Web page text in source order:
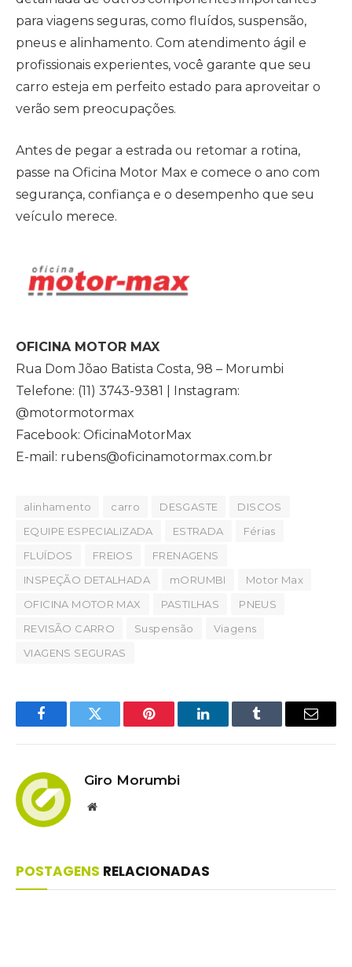
para viagens seguras, como fluídos, suspensão,
pneus e alinhamento. Com atendimento ágil e
profissionais experientes, você garante que seu
carro esteja em perfeito estado para aproveitar o
verão sem preocupações.
Antes de pegar a estrada ou retomar a rotina,
passe na Oficina Motor Max e comece o ano com
segurança, confiança e o desempenho que seu
veículo merece.
OFICINA MOTOR MAX
Rua Dom Jõao Batista Costa, 98 – Morumbi
Telefone: (11) 3743-9381 | Instagram:
@motormotormax
Facebook: OficinaMotorMax
E-mail: rubens@oficinamotormax.com.br
alinhamento carro DESGASTE
DISCOS
EQUIPE ESPECIALIZADA
ESTRADA
Férias
FLUÍDOS
FREIOS
FRENAGENS
INSPEÇÃO DETALHADA
mORUMBI
Motor Max
OFICINA MOTOR MAX
PASTILHAS
PNEUS
REVISÃO CARRO
Suspensão
Viagens
VIAGENS SEGURAS
FacebookTwitter Pinterest LinkedInTumblr Email
Giro Morumbi
Website
POSTAGENS RELACIONADAS